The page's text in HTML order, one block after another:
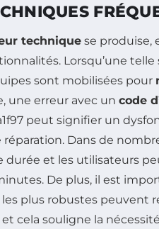
technique se produise,
Lorsqu’une
sont mobilisées pour
une erreur avec un code
peut signifier un
Dans de
durée et les utilisateurs
De plus, il est
plus robustes peuvent
cela souligne la